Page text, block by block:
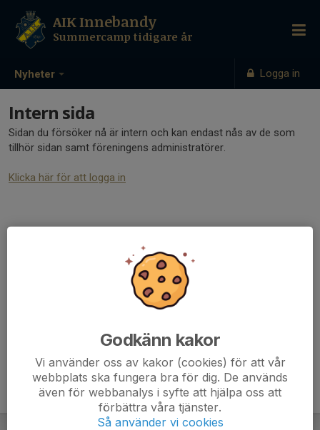
Nyheter Logga in
AIK Innebandy
Summercamp tidigare år
Intern sida
Sidan du försöker nå är intern och kan endast nås av de som
tillhör sidan samt föreningens administratörer.
Klicka här för att logga in
Godkänn kakor
Vi använder oss av kakor (cookies) för att vår
webbplats ska fungera bra för dig. De används
även för webbanalys i syfte att hjälpa oss att
förbättra våra tjänster.
Så använder vi cookies